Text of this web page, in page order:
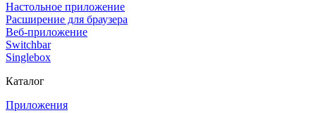
Настольное приложение
Расширение для браузера
Веб-приложение
Switchbar
Singlebox
Каталог
Приложения